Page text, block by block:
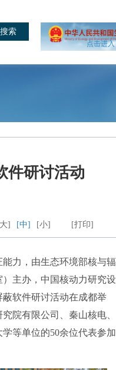
点击进入
件研讨活动
[打印]
] [中] [小]
力，由生态环境部核与辐
主办，中国核动力研究设
软件研讨活动在成都举
院有限公司、秦山核电、
等单位的50余位代表参加